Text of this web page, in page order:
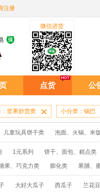
注册

微信进货
点货 公
坚果炒货类  小分类：锅巴
儿童玩具饼干类 泡面、火锅、米
1元系列 饼干、面包、糕点类
果、巧克力类 膨化类 果脯、
大好大瓜子 西瓜子 兰花